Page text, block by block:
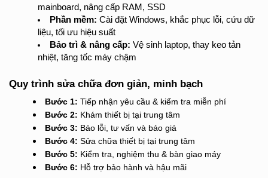
mainboard, nâng cấp RAM, SSD
Phần mềm: Cài đặt Windows, khắc phục lỗi, cứu dữ
liệu, tối ưu hiệu suất
Bảo trì & nâng cấp: Vệ sinh laptop, thay keo tản
nhiệt, tăng tốc máy chậm
Quy trình sửa chữa đơn giản, minh bạch
Bước 1: Tiếp nhận yêu cầu & kiểm tra miễn phí
Bước 2: Khám thiết bị tại trung tâm
Bước 3: Báo lỗi, tư vấn và báo giá
Bước 4: Sửa chữa thiết bị tại trung tâm
Bước 5: Kiểm tra, nghiệm thu & bàn giao máy
Bước 6: Hỗ trợ bảo hành và hậu mãi